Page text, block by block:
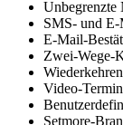
Unbegrenzte
SMS- und
E-Mail-
Zwei-Wege-
Video-
Setmore-